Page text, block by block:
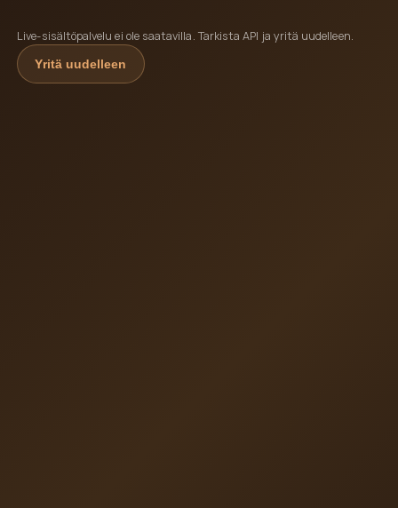
Live-sisältöpalvelu ei ole saatavilla. Tarkista API ja yritä uudelleen.
Yritä uudelleen